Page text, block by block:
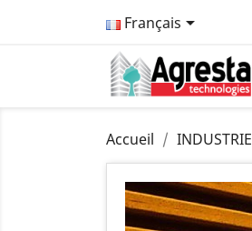
Français
Accueil INDUSTRIE